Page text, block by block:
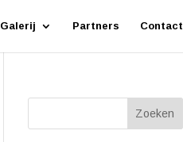
Galerij Partners Contact